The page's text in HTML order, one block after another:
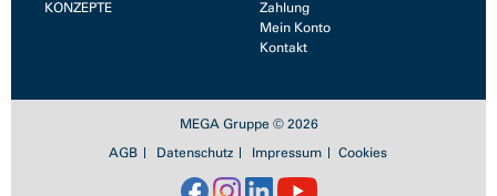
KONZEPTE
Zahlung
Mein Konto
Kontakt
MEGA Gruppe © 2026
AGB
Datenschutz Impressum Cookies